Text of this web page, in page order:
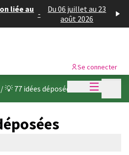
liée au -
Du 06 juillet au 23
août 2026
Menu
Se connecter
/💡 77 idées déposées